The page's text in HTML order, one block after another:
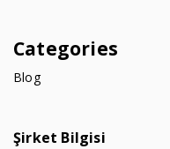
Categories
Blog
Şirket Bilgisi